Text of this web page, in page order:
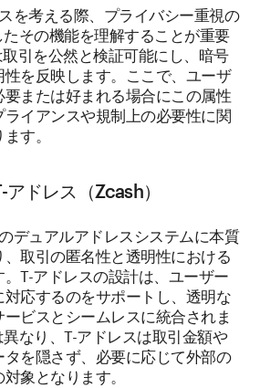
を考える際、プライバシー重視の
その機能を理解することが重要
引を公然と検証可能にし、暗号
を反映します。ここで、ユーザ
または好まれる場合にこの属性
イアンスや規制上の必要性に関
す。
ドレス（Zcash）
デュアルアドレスシステムに本質
取引の匿名性と透明性における
T-アドレスの設計は、ユーザー
応するのをサポートし、透明な
ビスとシームレスに統合されま
なり、T-アドレスは取引金額や
を隠さず、必要に応じて外部の
象となります。